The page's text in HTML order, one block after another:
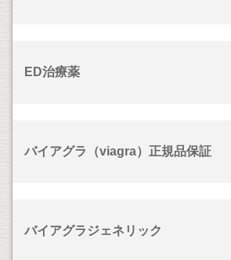
ED治療薬
バイアグラ（viagra）正規品保証
バイアグラジェネリック